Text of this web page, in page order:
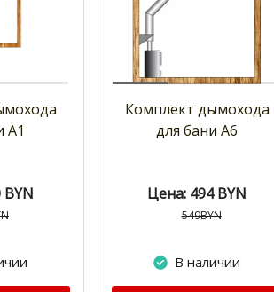
А1
BYN
Комплект дымохода
для бани А6
Цена: 494 BYN
549BYN
В наличии